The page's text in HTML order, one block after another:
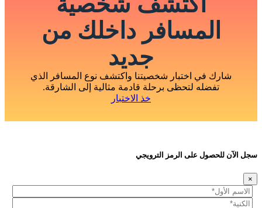
المسافر داخلك من
جديد
شارك في اختبار شخصيتنا واكتشف نوع المسافر الذي
تفضله لتحظى برحلة قادمة مثالية إلى الشارقة.
خذ الاختبار
سجل الآن للحصول على الرمز الترويجي
×